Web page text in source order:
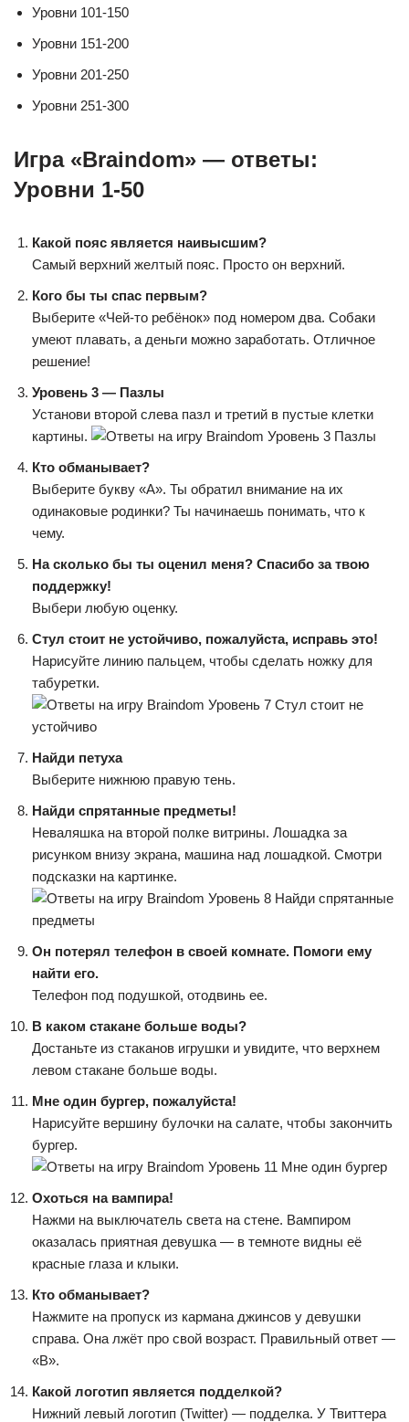
Уровни 101-150
Уровни 151-200
Уровни 201-250
Уровни 251-300
Игра «Braindom» — ответы:
Уровни 1-50
Какой пояс является наивысшим?
Самый верхний желтый пояс. Просто он верхний.
Кого бы ты спас первым?
Выберите «Чей-то ребёнок» под номером два. Собаки
умеют плавать, а деньги можно заработать. Отличное
решение!
Уровень 3 — Пазлы
Установи второй слева пазл и третий в пустые клетки
картины.
Кто обманывает?
Выберите букву «А». Ты обратил внимание на их
одинаковые родинки? Ты начинаешь понимать, что к
чему.
На сколько бы ты оценил меня? Спасибо за твою
поддержку!
Выбери любую оценку.
Стул стоит не устойчиво, пожалуйста, исправь это!
Нарисуйте линию пальцем, чтобы сделать ножку для
табуретки.
Найди петуха
Выберите нижнюю правую тень.
Найди спрятанные предметы!
Неваляшка на второй полке витрины. Лошадка за
рисунком внизу экрана, машина над лошадкой. Смотри
подсказки на картинке.
Он потерял телефон в своей комнате. Помоги ему
найти его.
Телефон под подушкой, отодвинь ее.
В каком стакане больше воды?
Достаньте из стаканов игрушки и увидите, что верхнем
левом стакане больше воды.
Мне один бургер, пожалуйста!
Нарисуйте вершину булочки на салате, чтобы закончить
бургер.
Охоться на вампира!
Нажми на выключатель света на стене. Вампиром
оказалась приятная девушка — в темноте видны её
красные глаза и клыки.
Кто обманывает?
Нажмите на пропуск из кармана джинсов у девушки
справа. Она лжёт про свой возраст. Правильный ответ —
«В».
Какой логотип является подделкой?
Нижний левый логотип (Twitter) — подделка. У Твиттера